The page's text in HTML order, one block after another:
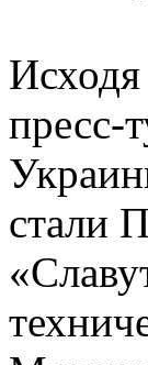
пресс-
стали